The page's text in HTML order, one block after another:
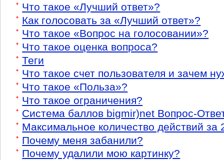
Что такое «Лучший ответ»?
Как голосовать за «Лучший ответ»?
Что такое «Вопрос на голосовании»?
Что такое оценка вопроса?
Теги
Что такое счет пользователя и зачем
Что такое «Польза»?
Что такое ограничения?
Система баллов bigmir)net Вопрос-
Максимальное количество действий за
Почему меня забанили?
Почему удалили мою картинку?